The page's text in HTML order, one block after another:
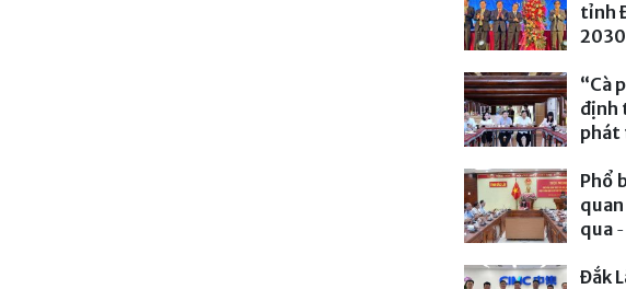
năm
tỉnh
“Cà
định
phát
Phổ
qua -
Đắk